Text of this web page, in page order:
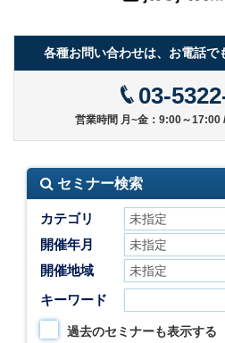
各種お問い合わせは、お電話で
03-
営業時間 月~金：9:00～17:00
セミナー検索
カテゴリ
開催年月
開催地域
キーワード
過去のセミナーも表示する